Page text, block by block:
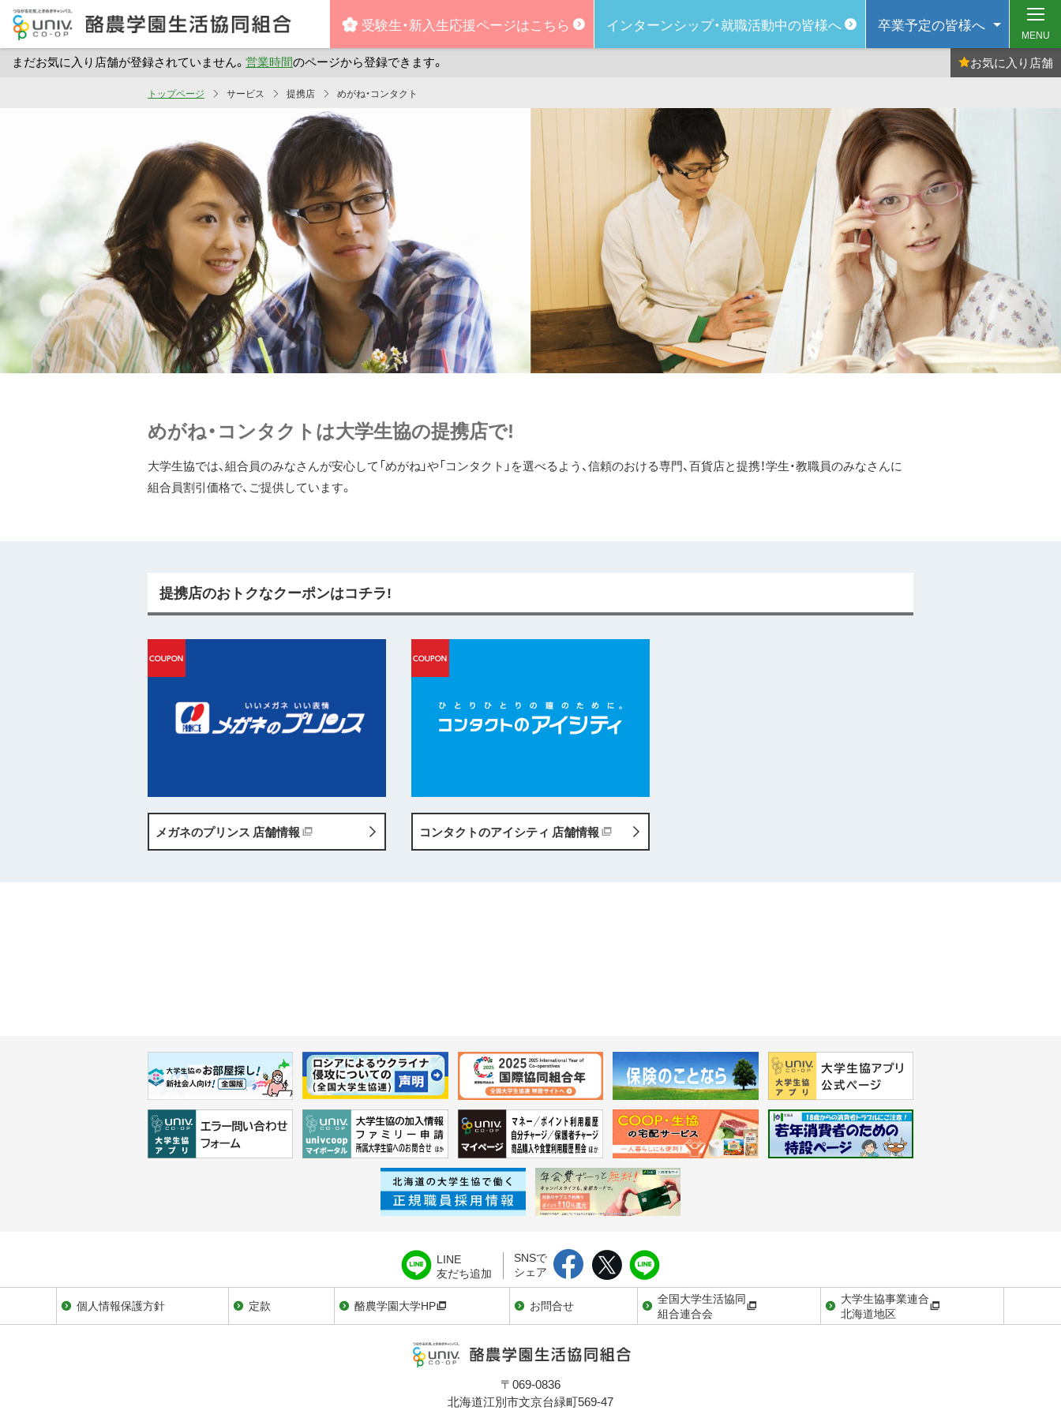
ス
キ
ッ
受験生・新入生応援ページはこちら インターンシップ・就職活動中の皆様へ 卒業予定の皆様へ
まだお気に入り店舗が登録されていません。 営業時間のページから登録できます。 お気に入り 店舗
MENU
トップページ サービス 提携店 めがね・コンタクト
めがね・コンタクトは大学生協の提携店で!
大学生協では、組合員のみなさんが安心して「めがね」や「コンタクト」を選べるよう、信頼のおける専門、百貨店と提携！学生・教職員のみなさんに
組合員割引価格で、ご提供しています。
提携店のおトクなクーポンはコチラ!
メガネのプリンス 店舗情報 コンタクトのアイシティ 店舗情報
LINE
友だち追加
SNSで
シェア
個人情報保護方針 定款 酪農学園大学HP お問合せ
全国大学生活協同
組合連合会
大学生協事業連合
北海道地区
〒069-0836
北海道江別市文京台緑町569-47